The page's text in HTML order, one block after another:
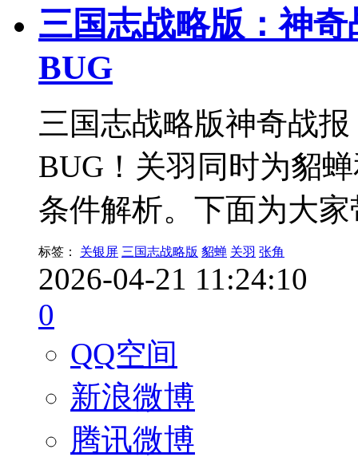
三国志战略版：神
BUG
三国志战略版神奇战
BUG！关羽同时为貂
条件解析。下面为大
标签： 关银屏 三国志战略版 貂蝉 关羽 张角
2026-04-21 11:24:10
0
QQ空间
新浪微博
腾讯微博